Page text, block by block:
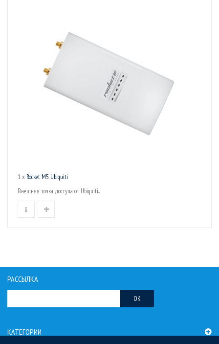
1 x Rocket M5 Ubiquiti
Внешняя точка доступа от Ubiquiti...
РАССЫЛКА
OK
КАТЕГОРИИ